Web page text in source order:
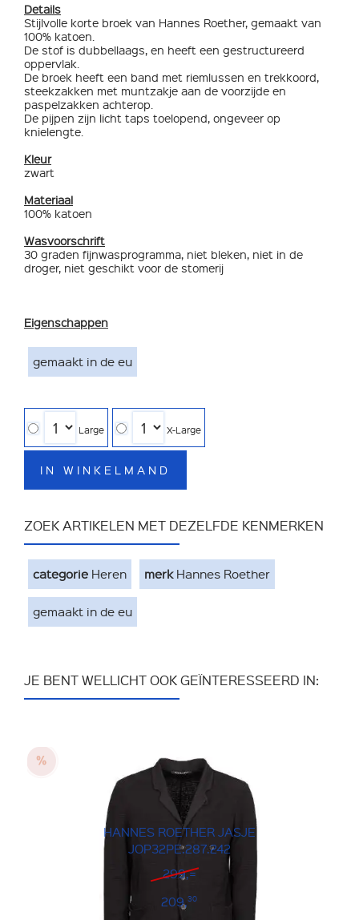
Details
Stijlvolle korte broek van Hannes Roether, gemaakt van
100% katoen.
De stof is dubbellaags, en heeft een gestructureerd
oppervlak.
De broek heeft een band met riemlussen en trekkoord,
steekzakken met muntzakje aan de voorzijde en
paspelzakken achterop.
De pijpen zijn licht taps toelopend, ongeveer op
knielengte.
Kleur
zwart
Materiaal
100% katoen
Wasvoorschrift
30 graden fijnwasprogramma, niet bleken, niet in de
droger, niet geschikt voor de stomerij
Eigenschappen
gemaakt in de eu
Large X-Large
IN WINKELMAND
ZOEK ARTIKELEN MET DEZELFDE KENMERKEN
categorie Heren merkHannes Roether
gemaakt in de eu
JE BENT WELLICHT OOK GEÏNTERESSEERD IN:
HANNES ROETHER JASJE
JOP32PE.287.242
299,=
209,30